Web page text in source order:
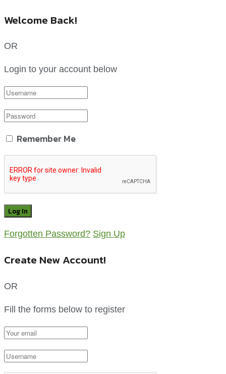
Welcome Back!
OR
Login to your account below
Remember Me
Forgotten Password? Sign Up
Create New Account!
OR
Fill the forms below to register